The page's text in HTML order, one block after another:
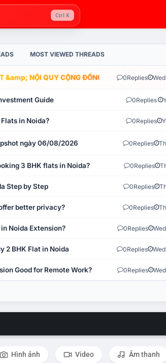
Ctrl K
MOST VIEWED THREADS
&amp; NỘI QUY CỘNG ĐỒNG VLIKE.VN: HỆ
0Replies
Guide 0Replies
Flats in Noida? 0Replies
ngày 06/08/2026 0Replies
3 BHK flats in Noida? 0Replies
Step by Step 0Replies
better privacy? 0Replies
Noida Extension? 0Replies
2 BHK Flat in Noida 0Replies
Good for Remote Work? 0Replies
Hình ảnh Video Âm thanh